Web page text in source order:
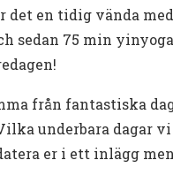
det en tidig vända
sedan 75 min
från fantastiska
underbara dagar vi
er i ett inlägg